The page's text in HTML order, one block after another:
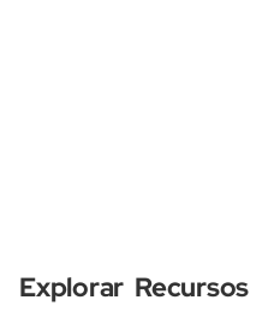
Explorar Recursos